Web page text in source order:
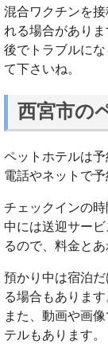
混合ワクチンを
れる場合がありま
後でトラブルに
て下さいね。
西宮市の
ペットホテルは予
電話やネットで予
チェックインの時
中には送迎サー
るので、料金と
預かり中は宿泊
る場合もあります
また、動画や画
テルもあります。